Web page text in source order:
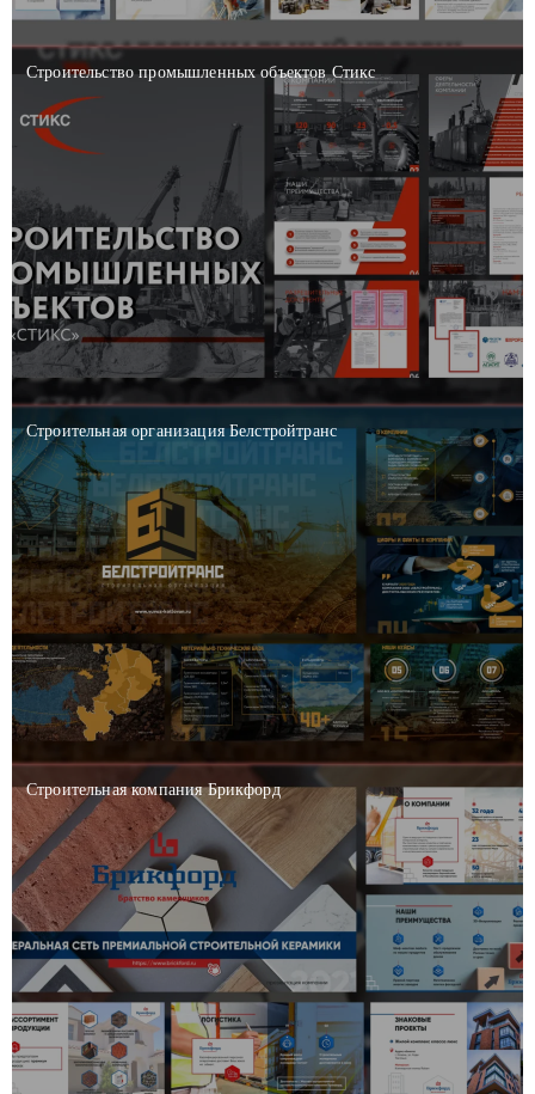
Строительство промышленных объектов Стикс
Строительная организация Белстройтранс
Строительная компания Брикфорд